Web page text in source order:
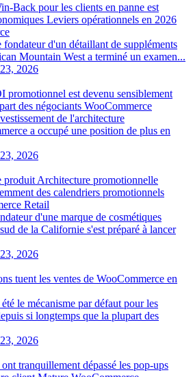
Back pour les clients en panne est
Leviers opérationnels en 2026
d'un détaillant de suppléments
Mountain West a terminé un examen...
2026
promotionnel est devenu sensiblement
des négociants WooCommerce
de l'architecture
a occupé une position de plus en
2026
produit Architecture promotionnelle
des calendriers promotionnels
Retail
d'une marque de cosmétiques
de la Californie s'est préparé à lancer
2026
tuent les ventes de WooCommerce en
le mécanisme par défaut pour les
si longtemps que la plupart des
2026
tranquillement dépassé les pop-ups